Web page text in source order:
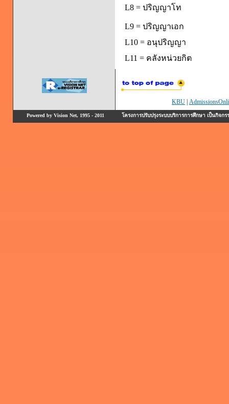
L8 = ปริญญาโท
L9 = ปริญญาเอก
L10 = อนุปริญญา
L11 = คลังหน่วยกิต
KBU
Powered by Vision Net, 1995 - 2011 โครงการปรับปรุงระบบบริการการศึกษา เป็นกิ